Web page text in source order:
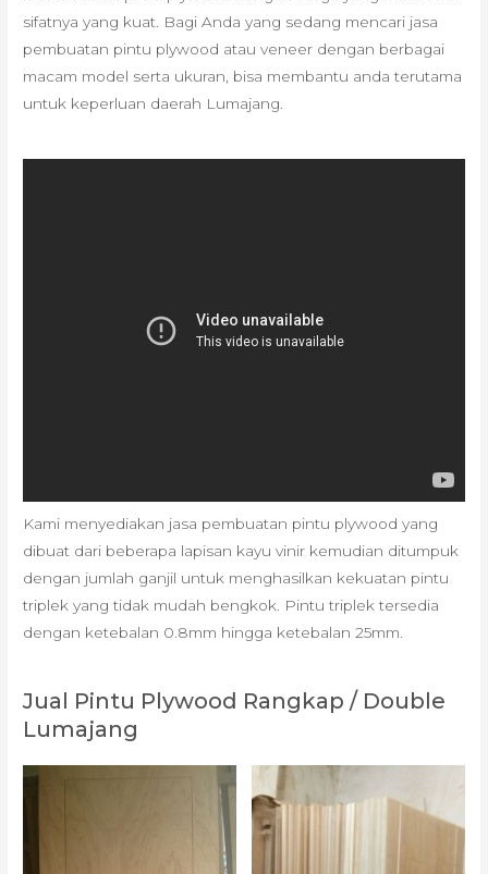
sifatnya yang kuat. Bagi Anda yang sedang mencari jasa
pembuatan pintu plywood atau veneer dengan berbagai
macam model serta ukuran, bisa membantu anda terutama
untuk keperluan daerah Lumajang.
Kami menyediakan jasa pembuatan pintu plywood yang
dibuat dari beberapa lapisan kayu vinir kemudian ditumpuk
dengan jumlah ganjil untuk menghasilkan kekuatan pintu
triplek yang tidak mudah bengkok. Pintu triplek tersedia
dengan ketebalan 0.8mm hingga ketebalan 25mm.
Jual Pintu Plywood Rangkap / Double
Lumajang